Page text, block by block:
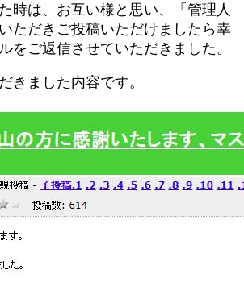
時は、お互い様と思い、「管理人
ただきご投稿いただけましたら幸
をご返信させていただきました。
きました内容です。